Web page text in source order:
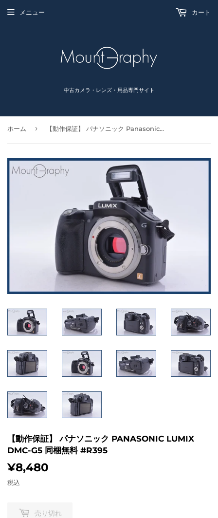
中古カメラ・レンズ・用品専門サイト
メニュー カート
ホーム › 【動作保証】 パナソニック Panasonic LUMIX DMC-G5 同梱無料 #R395
【動作保証】 パナソニック PANASONIC LUMIX
DMC-G5 同梱無料 #R395
¥8,480
税込
売り切れ